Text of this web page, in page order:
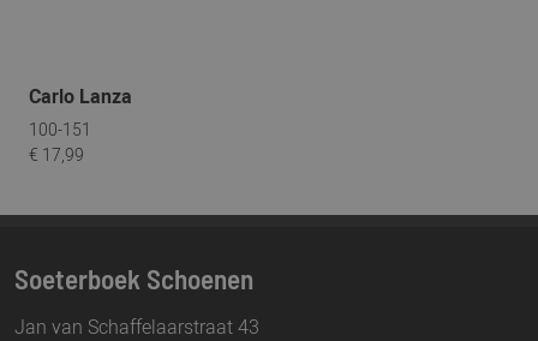
Carlo Lanza
100-151
€ 17,99
Soeterboek Schoenen
Jan van Schaffelaarstraat 43